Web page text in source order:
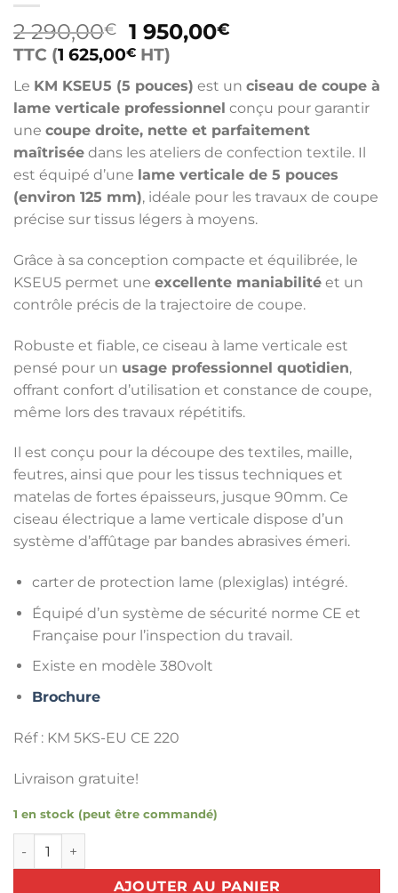
2 290,00€
Le
prix
initial
était :
2
290,00€.
1 950,00€
actuel
est :
1
950,00€.
TTC (1 625,00€ HT)
Le KM KSEU5 (5 pouces) est un ciseau de coupe à
lame verticale professionnel conçu pour garantir
une coupe droite, nette et parfaitement
maîtrisée dans les ateliers de confection textile. Il
est équipé d’une lame verticale de 5 pouces
(environ 125 mm), idéale pour les travaux de coupe
précise sur tissus légers à moyens.
Grâce à sa conception compacte et équilibrée, le
KSEU5 permet une excellente maniabilité et un
contrôle précis de la trajectoire de coupe.
Robuste et fiable, ce ciseau à lame verticale est
pensé pour un usage professionnel quotidien,
offrant confort d’utilisation et constance de coupe,
même lors des travaux répétitifs.
Il est conçu pour la découpe des textiles, maille,
feutres, ainsi que pour les tissus techniques et
matelas de fortes épaisseurs, jusque 90mm. Ce
ciseau électrique a lame verticale dispose d’un
système d’affûtage par bandes abrasives émeri.
carter de protection lame (plexiglas) intégré.
Équipé d’un système de sécurité norme CE et
Française pour l’inspection du travail.
Existe en modèle 380volt
Brochure
Réf : KM 5KS-EU CE 220
Livraison gratuite!
1 en stock (peut être commandé)
quantité de Ciseau de coupe à lame verticale KM KSEU5 –
AJOUTER AU PANIER